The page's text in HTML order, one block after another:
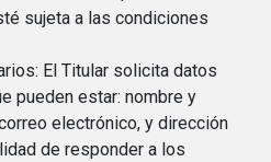
sujeta a las condiciones
El Titular solicita datos
pueden estar: nombre y
electrónico, y dirección
de responder a los